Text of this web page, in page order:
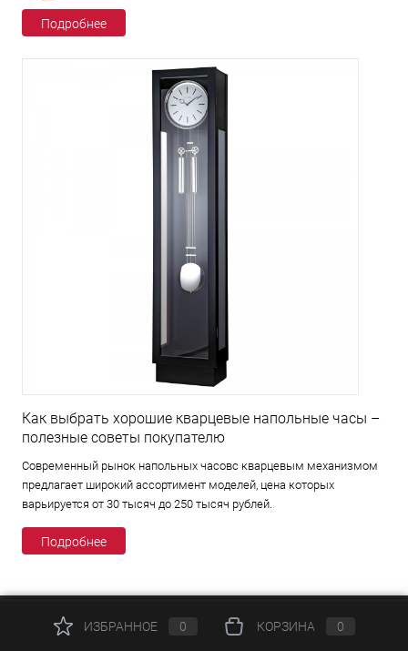
Подробнее
Как выбрать хорошие кварцевые напольные часы –
полезные советы покупателю
Современный рынок напольных часовс кварцевым механизмом
предлагает широкий ассортимент моделей, цена которых
варьируется от 30 тысяч до 250 тысяч рублей.
Подробнее
ИЗБРАННОЕ 0 КОРЗИНА 0